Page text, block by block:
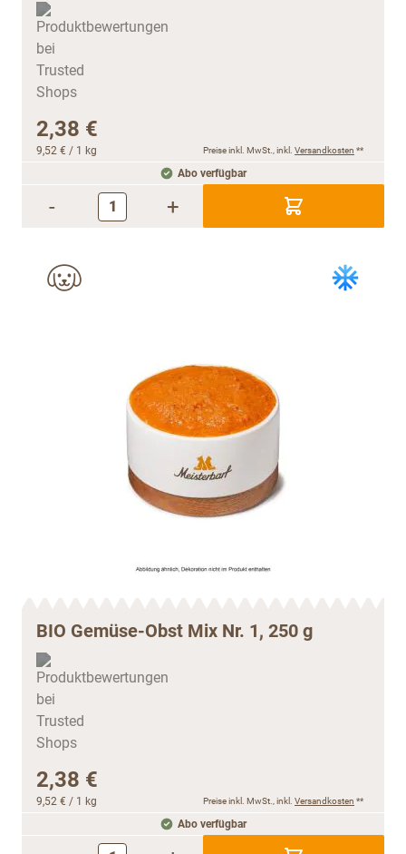
2,38 €
9,52 € / 1 kg Preise inkl. MwSt., inkl. Versandkosten **
Abo verfügbar
- +
BIO Gemüse-Obst Mix Nr. 1, 250 g
2,38 €
9,52 € / 1 kg Preise inkl. MwSt., inkl. Versandkosten **
Abo verfügbar